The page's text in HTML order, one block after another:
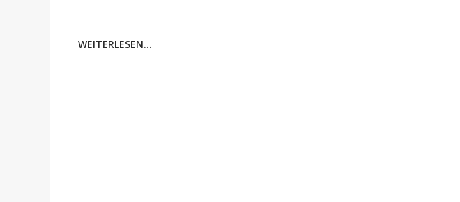
WEITERLESEN...